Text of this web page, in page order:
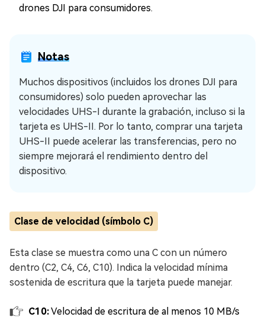
drones DJI para consumidores.
Notas
Muchos dispositivos (incluidos los drones DJI para
consumidores) solo pueden aprovechar las
velocidades UHS-I durante la grabación, incluso si la
tarjeta es UHS-II. Por lo tanto, comprar una tarjeta
UHS-II puede acelerar las transferencias, pero no
siempre mejorará el rendimiento dentro del
dispositivo.
Clase de velocidad (símbolo C)
Esta clase se muestra como una C con un número
dentro (C2, C4, C6, C10). Indica la velocidad mínima
sostenida de escritura que la tarjeta puede manejar.
C10:Velocidad de escritura de al menos 10 MB/s